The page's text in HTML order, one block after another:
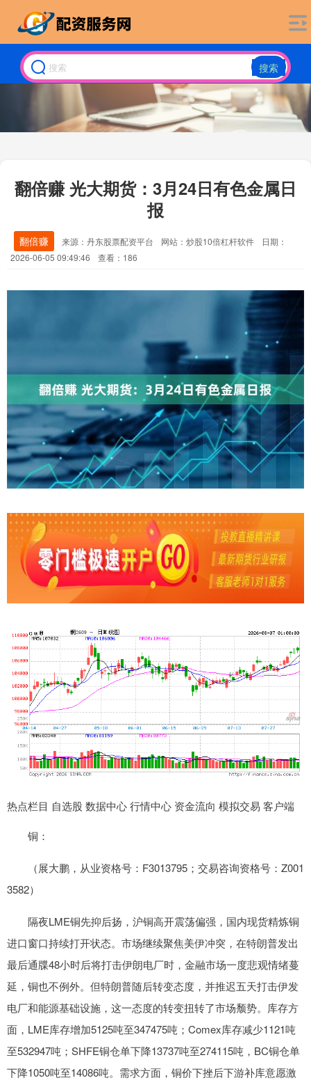
搜索
翻倍赚 光大期货：3月24日有色金属日
报
翻倍赚 来源：丹东股票配资平台 网站：炒股10倍杠杆软件
日期：
2026-06-05 09:49:46
查看：186
热点栏目 自选股 数据中心 行情中心 资金流向 模拟交易 客户端
铜：
（展大鹏，从业资格号：F3013795；交易咨询资格号：Z001
3582）
隔夜LME铜先抑后扬，沪铜高开震荡偏强，国内现货精炼铜
进口窗口持续打开状态。市场继续聚焦美伊冲突，在特朗普发出
最后通牒48小时后将打击伊朗电厂时，金融市场一度悲观情绪蔓
延，铜也不例外。但特朗普随后转变态度，并推迟五天打击伊发
电厂和能源基础设施，这一态度的转变扭转了市场颓势。库存方
面，LME库存增加5125吨至347475吨；Comex库存减少1121吨
至532947吨；SHFE铜仓单下降13737吨至274115吨，BC铜仓单
下降1050吨至14086吨。需求方面，铜价下挫后下游补库意愿激